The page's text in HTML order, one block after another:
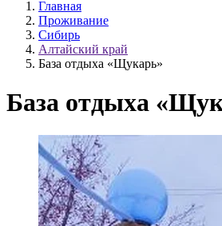
Главная
Проживание
Сибирь
Алтайский край
База отдыха «Щукарь»
База отдыха